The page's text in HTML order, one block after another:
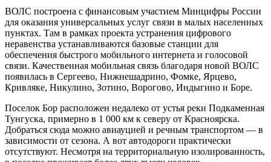
ВОЛС построена с финансовым участием Минцифры России
для оказания универсальных услуг связи в малых населенных
пунктах. Там в рамках проекта устранения цифрового
неравенства устанавливаются базовые станции для
обеспечения быстрого мобильного интернета и голосовой
связи. Качественная мобильная связь благодаря новой ВОЛС
появилась в Сергеево, Нижнешадрино, Фомке, Ярцево,
Кривляке, Никулино, Зотино, Ворогово, Индыгино и Боре.
Поселок Бор расположен недалеко от устья реки Подкаменная
Тунгуска, примерно в 1 000 км к северу от Красноярска.
Добраться сюда можно авиауцией и речным транспортом — в
зависимости от сезона. А вот автодороги практически
отсутствуют. Несмотря на территориальную изолированность,